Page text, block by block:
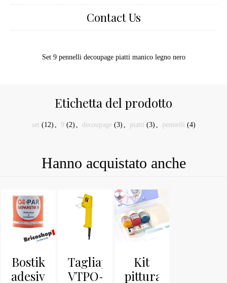
Contact Us
Set 9 pennelli decoupage piatti manico legno nero
Etichetta del prodotto
set (12) , 9 (2) , decoupage (3) , piatti (3) , pennelli (4)
Hanno acquistato anche
Bostik
adesivo
Tagliapolistirolo
VTPO-
Kit
pittura